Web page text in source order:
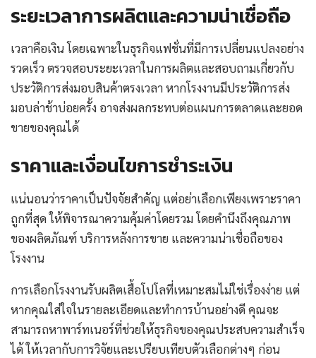
ระยะเวลาการผลิตและความน่าเชื่อถือ
เวลาคือเงิน โดยเฉพาะในธุรกิจแฟชั่นที่มีการเปลี่ยนแปลงอย่าง
รวดเร็ว ตรวจสอบระยะเวลาในการผลิตและสอบถามเกี่ยวกับ
ประวัติการส่งมอบสินค้าตรงเวลา หากโรงงานมีประวัติการส่ง
มอบล่าช้าบ่อยครั้ง อาจส่งผลกระทบต่อแผนการตลาดและยอด
ขายของคุณได้
ราคาและเงื่อนไขการชำระเงิน
แน่นอนว่าราคาเป็นปัจจัยสำคัญ แต่อย่าเลือกเพียงเพราะราคา
ถูกที่สุด ให้พิจารณาความคุ้มค่าโดยรวม โดยคำนึงถึงคุณภาพ
ของผลิตภัณฑ์ บริการหลังการขาย และความน่าเชื่อถือของ
โรงงาน
การเลือกโรงงานรับผลิตเสื้อโปโลที่เหมาะสมไม่ใช่เรื่องง่าย แต่
หากคุณใส่ใจในรายละเอียดและทำการบ้านอย่างดี คุณจะ
สามารถหาพาร์ทเนอร์ที่ช่วยให้ธุรกิจของคุณประสบความสำเร็จ
ได้ ให้เวลากับการวิจัยและเปรียบเทียบตัวเลือกต่างๆ ก่อน